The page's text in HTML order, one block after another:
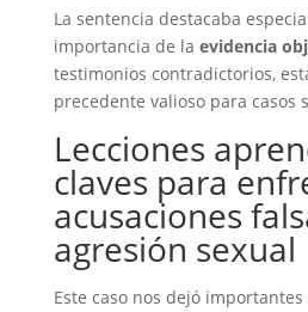
La sentencia destacaba
importancia de la evidencia
testimonios contradictorios,
precedente valioso para casos
Lecciones
claves para
acusaciones
agresión sexual
Este caso nos dejó